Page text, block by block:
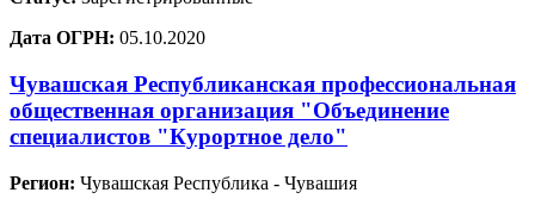
Дата ОГРН: 05.10.2020
Чувашская Республиканская профессиональная
общественная организация "Объединение
специалистов "Курортное дело"
Регион: Чувашская Республика - Чувашия